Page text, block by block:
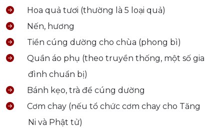
Hoa quả tươi (thường là 5 loại quả)
Nến, hương
Tiền cúng dường cho chùa (phong bì)
Quần áo phụ (theo truyền thống, một số gia
đình chuẩn bị)
Bánh kẹo, trà để cúng dường
Cơm chay (nếu tổ chức cơm chay cho Tăng
Ni và Phật tử)